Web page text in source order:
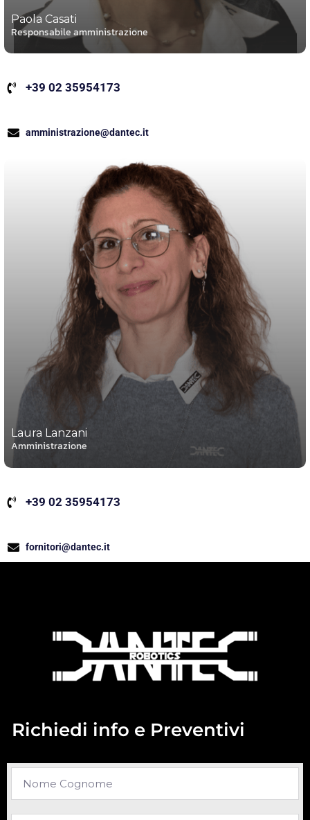
Paola Casati
Responsabile amministrazione
+39 02 35954173
amministrazione@dantec.it
Laura Lanzani
Amministrazione
+39 02 35954173
fornitori@dantec.it
Richiedi info e Preventivi